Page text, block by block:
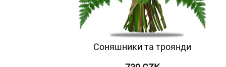
Соняшники та троянди